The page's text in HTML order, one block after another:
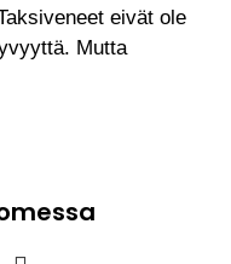
eivät ole
Mutta